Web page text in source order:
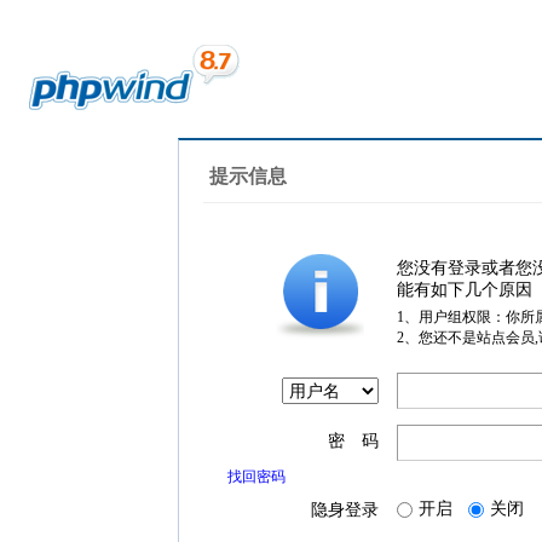
提示信息
您没有登录或者您
能有如下几个原因
1、用户组权限：你所
2、您还不是站点会员
密 码
找回密码
隐身登录 开启 关闭